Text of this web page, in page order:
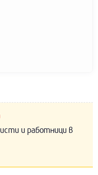
и работници в